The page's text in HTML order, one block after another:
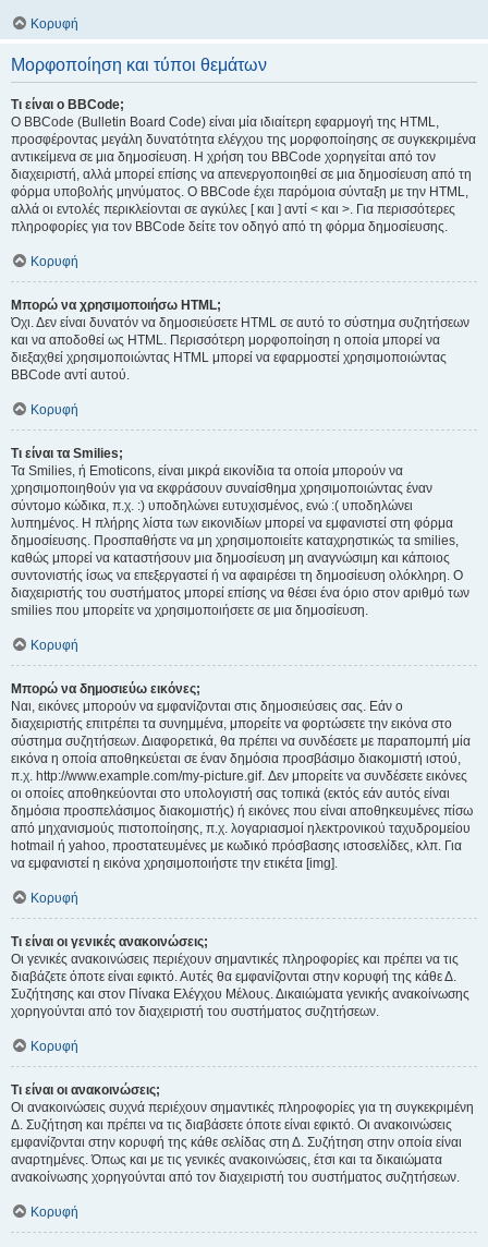
Κορυφή
Μορφοποίηση και τύποι θεμάτων
Τι είναι ο BBCode;
Ο BBCode (Bulletin Board Code) είναι μία ιδιαίτερη εφαρμογή της HTML,
προσφέροντας μεγάλη δυνατότητα ελέγχου της μορφοποίησης σε συγκεκριμένα
αντικείμενα σε μια δημοσίευση. Η χρήση του BBCode χορηγείται από τον
διαχειριστή, αλλά μπορεί επίσης να απενεργοποιηθεί σε μια δημοσίευση από τη
φόρμα υποβολής μηνύματος. Ο BBCode έχει παρόμοια σύνταξη με την HTML,
αλλά οι εντολές περικλείονται σε αγκύλες [ και ] αντί < και >. Για περισσότερες
πληροφορίες για τον BBCode δείτε τον οδηγό από τη φόρμα δημοσίευσης.
Κορυφή
Μπορώ να χρησιμοποιήσω HTML;
Όχι. Δεν είναι δυνατόν να δημοσιεύσετε HTML σε αυτό το σύστημα συζητήσεων
και να αποδοθεί ως HTML. Περισσότερη μορφοποίηση η οποία μπορεί να
διεξαχθεί χρησιμοποιώντας HTML μπορεί να εφαρμοστεί χρησιμοποιώντας
BBCode αντί αυτού.
Κορυφή
Τι είναι τα Smilies;
Τα Smilies, ή Emoticons, είναι μικρά εικονίδια τα οποία μπορούν να
χρησιμοποιηθούν για να εκφράσουν συναίσθημα χρησιμοποιώντας έναν
σύντομο κώδικα, π.χ. :) υποδηλώνει ευτυχισμένος, ενώ :( υποδηλώνει
λυπημένος. Η πλήρης λίστα των εικονιδίων μπορεί να εμφανιστεί στη φόρμα
δημοσίευσης. Προσπαθήστε να μη χρησιμοποιείτε καταχρηστικώς τα smilies,
καθώς μπορεί να καταστήσουν μια δημοσίευση μη αναγνώσιμη και κάποιος
συντονιστής ίσως να επεξεργαστεί ή να αφαιρέσει τη δημοσίευση ολόκληρη. Ο
διαχειριστής του συστήματος μπορεί επίσης να θέσει ένα όριο στον αριθμό των
smilies που μπορείτε να χρησιμοποιήσετε σε μια δημοσίευση.
Κορυφή
Μπορώ να δημοσιεύω εικόνες;
Ναι, εικόνες μπορούν να εμφανίζονται στις δημοσιεύσεις σας. Εάν ο
διαχειριστής επιτρέπει τα συνημμένα, μπορείτε να φορτώσετε την εικόνα στο
σύστημα συζητήσεων. Διαφορετικά, θα πρέπει να συνδέσετε με παραπομπή μία
εικόνα η οποία αποθηκεύεται σε έναν δημόσια προσβάσιμο διακομιστή ιστού,
π.χ. http://www.example.com/my-picture.gif. Δεν μπορείτε να συνδέσετε εικόνες
οι οποίες αποθηκεύονται στο υπολογιστή σας τοπικά (εκτός εάν αυτός είναι
δημόσια προσπελάσιμος διακομιστής) ή εικόνες που είναι αποθηκευμένες πίσω
από μηχανισμούς πιστοποίησης, π.χ. λογαριασμοί ηλεκτρονικού ταχυδρομείου
hotmail ή yahoo, προστατευμένες με κωδικό πρόσβασης ιστοσελίδες, κλπ. Για
να εμφανιστεί η εικόνα χρησιμοποιήστε την ετικέτα [img].
Κορυφή
Τι είναι οι γενικές ανακοινώσεις;
Οι γενικές ανακοινώσεις περιέχουν σημαντικές πληροφορίες και πρέπει να τις
διαβάζετε όποτε είναι εφικτό. Αυτές θα εμφανίζονται στην κορυφή της κάθε Δ.
Συζήτησης και στον Πίνακα Ελέγχου Μέλους. Δικαιώματα γενικής ανακοίνωσης
χορηγούνται από τον διαχειριστή του συστήματος συζητήσεων.
Κορυφή
Τι είναι οι ανακοινώσεις;
Οι ανακοινώσεις συχνά περιέχουν σημαντικές πληροφορίες για τη συγκεκριμένη
Δ. Συζήτηση και πρέπει να τις διαβάσετε όποτε είναι εφικτό. Οι ανακοινώσεις
εμφανίζονται στην κορυφή της κάθε σελίδας στη Δ. Συζήτηση στην οποία είναι
αναρτημένες. Όπως και με τις γενικές ανακοινώσεις, έτσι και τα δικαιώματα
ανακοίνωσης χορηγούνται από τον διαχειριστή του συστήματος συζητήσεων.
Κορυφή